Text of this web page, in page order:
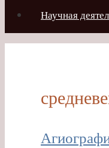
Научная